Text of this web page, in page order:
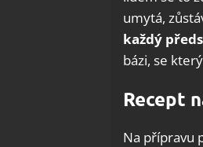
umytá,
každý
bázi, se
Recept
Na přípravu